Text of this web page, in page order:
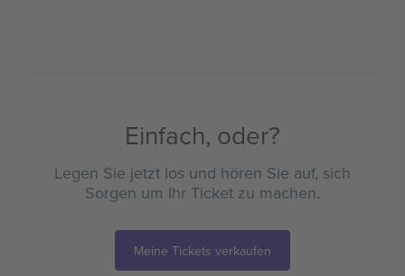
Einfach, oder?
Legen Sie jetzt los und hören Sie auf, sich
Sorgen um Ihr Ticket zu machen.
Meine Tickets verkaufen